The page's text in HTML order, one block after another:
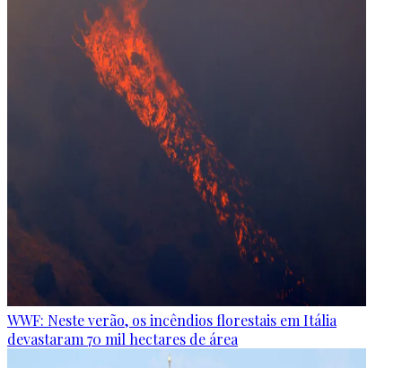
WWF: Neste verão, os incêndios florestais em Itália
devastaram 70 mil hectares de área